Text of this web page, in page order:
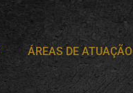
ÁREAS DE ATUAÇÃO